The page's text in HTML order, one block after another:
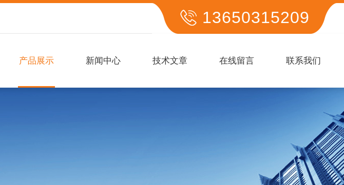
13650315209
产品展示 新闻中心 技术文章 在线留言 联系我们